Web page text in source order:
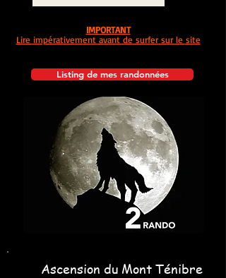
Listing de mes randonnées
IMPORTANT
Lire impérativement avant de surfer sur le site
Ascension du Mont Ténibre